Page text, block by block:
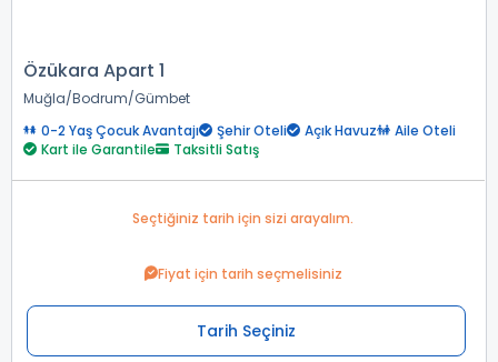
Özükara Apart 1
Muğla Bodrum Gümbet
0-2 Yaş Çocuk Avantajı
Şehir Oteli Açık Havuz
Aile Oteli
Kart ile Garantile
Taksitli Satış
Seçtiğiniz tarih için sizi arayalım.
Fiyat için tarih seçmelisiniz
Tarih Seçiniz